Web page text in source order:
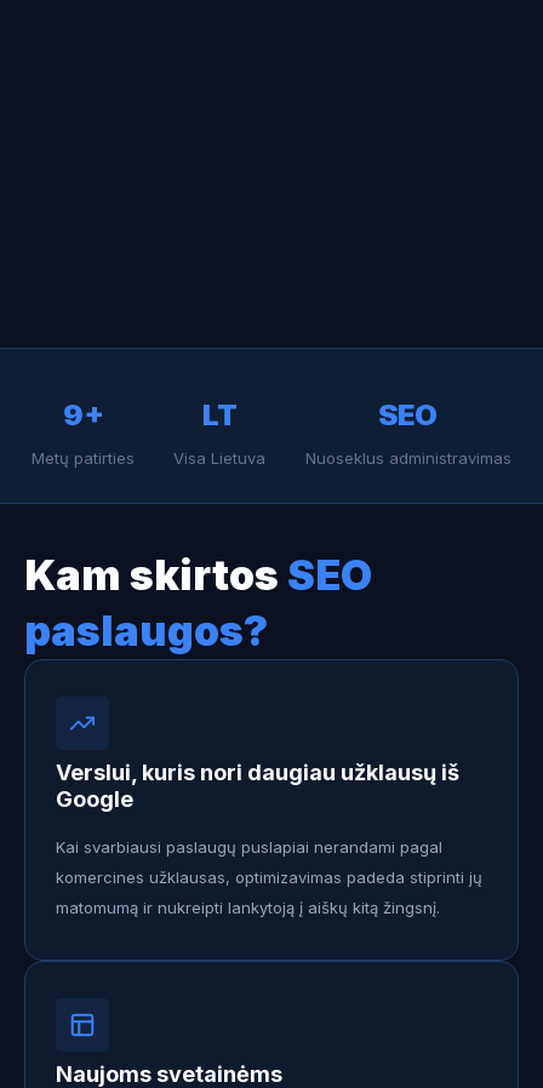
9+
Metų patirties
LT
Visa Lietuva
SEO
Nuoseklus administravimas
Kam skirtos SEO
paslaugos?
Verslui, kuris nori daugiau užklausų iš
Google
Kai svarbiausi paslaugų puslapiai nerandami pagal
komercines užklausas, optimizavimas padeda stiprinti jų
matomumą ir nukreipti lankytoją į aiškų kitą žingsnį.
Naujoms svetainėms